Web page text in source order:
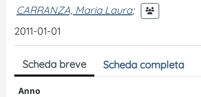
CARRANZA, Maria Laura;
2011-01-01
Scheda breve Scheda completa
Anno